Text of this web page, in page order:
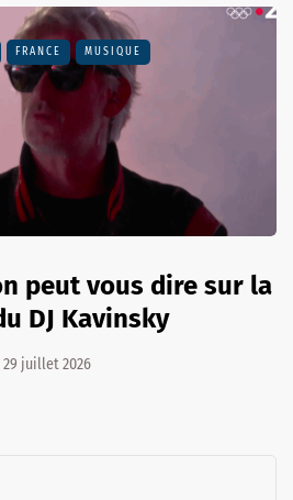
FRANCE MUSIQUE
peut vous dire sur la
DJ Kavinsky
29 juillet 2026